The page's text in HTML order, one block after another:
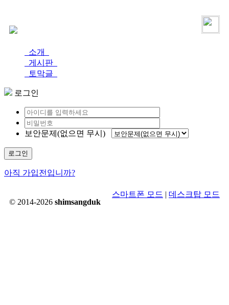
소개
게시판
토막글
로그인
보안문제(없으면 무시)
로그인
아직 가입전입니까?
© 2014-2026 shimsangduk
스마트폰 모드 | 데스크탑 모드